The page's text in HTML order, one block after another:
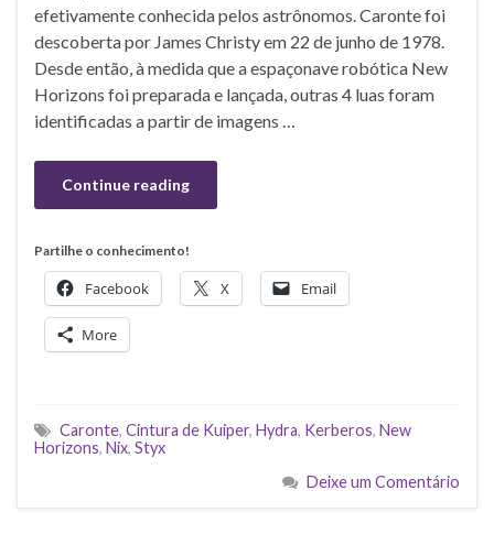
efetivamente conhecida pelos astrônomos. Caronte foi
descoberta por James Christy em 22 de junho de 1978.
Desde então, à medida que a espaçonave robótica New
Horizons foi preparada e lançada, outras 4 luas foram
identificadas a partir de imagens …
Continue reading
Partilhe o conhecimento!
Facebook X Email
More
Caronte, Cintura de Kuiper, Hydra, Kerberos, New
Horizons, Nix, Styx
Deixe um Comentário